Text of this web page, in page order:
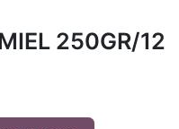
250GR/12